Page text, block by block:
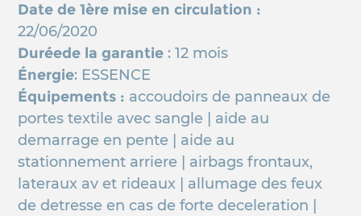
Date de 1ère mise en circulation :
22/06/2020
Duréede la garantie : 12 mois
Énergie: ESSENCE
Équipements : accoudoirs de panneaux de
portes textile avec sangle | aide au
demarrage en pente | aide au
stationnement arriere | airbags frontaux,
lateraux av et rideaux | allumage des feux
de detresse en cas de forte deceleration |